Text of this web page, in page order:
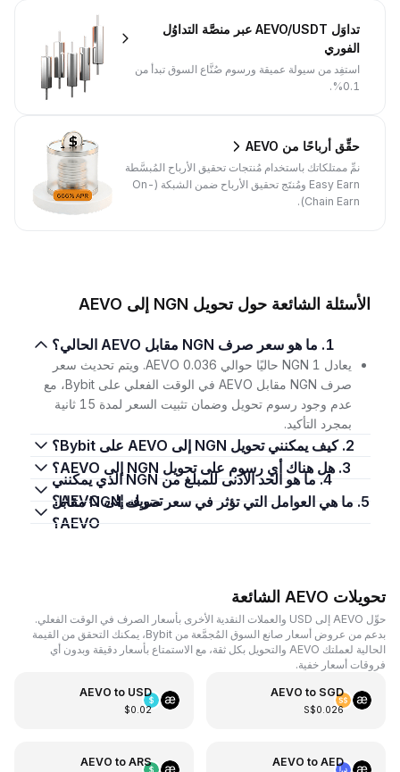
تداوَل AEVO/USDT عبر منصَّة التداوُل
الفوري
استفِد من سيولة عميقة ورسوم صُنَّاع السوق تبدأ من
0.1%.
حقِّق أرباحًا من AEVO
نمِّ ممتلكاتك باستخدام مُنتجات تحقيق الأرباح المُبسَّطة
Easy Earn ومُنتَج تحقيق الأرباح ضمن الشبكة (On-
Chain Earn).
الأسئلة الشائعة حول تحويل NGN إلى AEVO
1. ما هو سعر صرف NGN مقابل AEVO الحالي؟
يعادل 1 NGN حاليًا حوالي 0.036 AEVO. ويتم تحديث سعر
صرف NGN مقابل AEVO في الوقت الفعلي على Bybit، مع
عدم وجود رسوم تحويل وضمان تثبيت السعر لمدة 15 ثانية
بمجرد التأكيد.
2. كيف يمكنني تحويل NGN إلى AEVO على Bybit؟
3. هل هناك أي رسوم على تحويل NGN إلى AEVO؟
4. ما هو الحد الأدنى للمبلغ من NGN الذي يمكنني
تحويله إلى AEVO؟
5. ما هي العوامل التي تؤثر في سعر صرف NGN مقابل
AEVO؟
تحويلات AEVO الشائعة
حوِّل AEVO إلى USD والعملات النقدية الأخرى بأسعار الصرف في الوقت الفعلي.
بدعم من عروض أسعار صانع السوق المُجمَّعة من Bybit، يمكنك التحقق من القيمة
الحالية لعملتك AEVO والتحويل بكل ثقة، مع الاستمتاع بأسعار دقيقة وبدون أي
فروقات أسعار خفية.
AEVO to SGD
S$0.026
AEVO to USD
$0.02
AEVO toAED
AEVO toARS